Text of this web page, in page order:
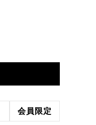
会員限定